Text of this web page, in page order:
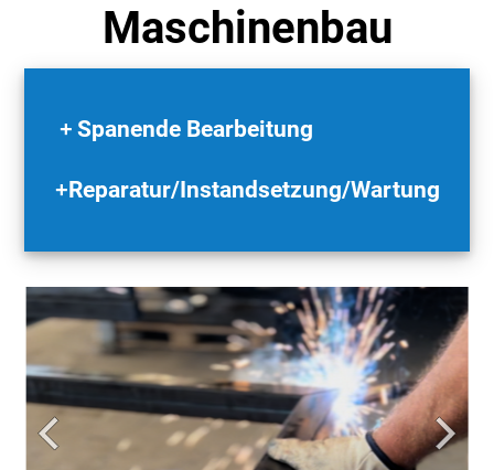
Maschinenbau
Spanende Bearbeitung
Reparatur/Instandsetzung/Wartung